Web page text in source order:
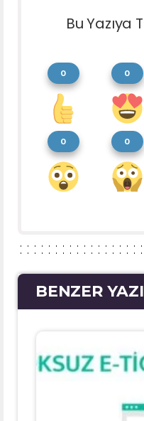
Bu Yazıya
0 0
0 0
BENZER